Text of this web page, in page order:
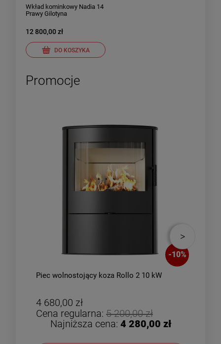
Wkład kominkowy Nadia 14
Prawy Gilotyna
12 800,00 zł
DO KOSZYKA
Promocje
-10%
Piec wolnostojący koza Rollo 2 10 kW
4 680,00 zł
Cena regularna: 5 200,00 zł
Najniższa cena: 4 280,00 zł